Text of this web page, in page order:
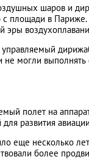
шаров и
площади в
эры
не могли
полет на
развития
еще несколько
более